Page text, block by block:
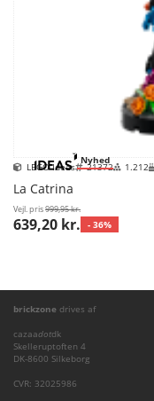
Nyhed
LEGO Ideas 21372 1.212
La Catrina
Vejl. pris999,95 kr.
639,20 kr. - 36%
brickzone drives af
cazaadotdk
Skelleruptoften 4
DK-8600 Silkeborg
CVR: 32025986